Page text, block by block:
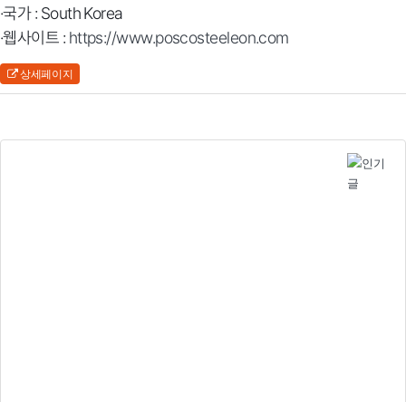
·국가 : South Korea
·웹사이트 : https://www.poscosteeleon.com
상세페이지